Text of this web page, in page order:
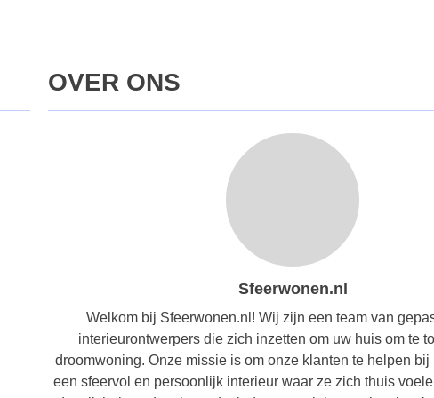
OVER ONS
Sfeerwonen.nl
Welkom bij Sfeerwonen.nl! Wij zijn een team van
interieurontwerpers die zich inzetten om uw huis om te
droomwoning. Onze missie is om onze klanten te helpen bij
een sfeervol en persoonlijk interieur waar ze zich thuis